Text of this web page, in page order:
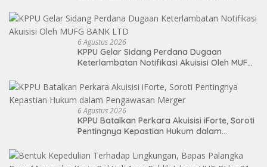
6 Agustus 2026
KPPU Gelar Sidang Perdana Dugaan
Keterlambatan Notifikasi Akuisisi Oleh MUFG
6 Agustus 2026
KPPU Batalkan Perkara Akuisisi iForte, Soroti
Pentingnya Kepastian Hukum dalam